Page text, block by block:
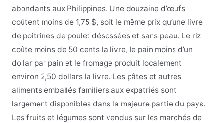
abondants aux Philippines. Une douzaine d’œufs
coûtent moins de 1,75 $, soit le même prix qu’une livre
de poitrines de poulet désossées et sans peau. Le riz
coûte moins de 50 cents la livre, le pain moins d’un
dollar par pain et le fromage produit localement
environ 2,50 dollars la livre. Les pâtes et autres
aliments emballés familiers aux expatriés sont
largement disponibles dans la majeure partie du pays.
Les fruits et légumes sont vendus sur les marchés de